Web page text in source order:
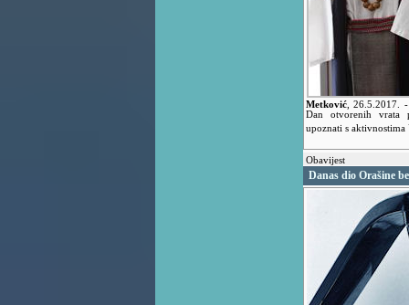
Metković ,26.5.2017.
Dan otvorenih vrata
upoznati s
Obavijest
Danas dio Orašine